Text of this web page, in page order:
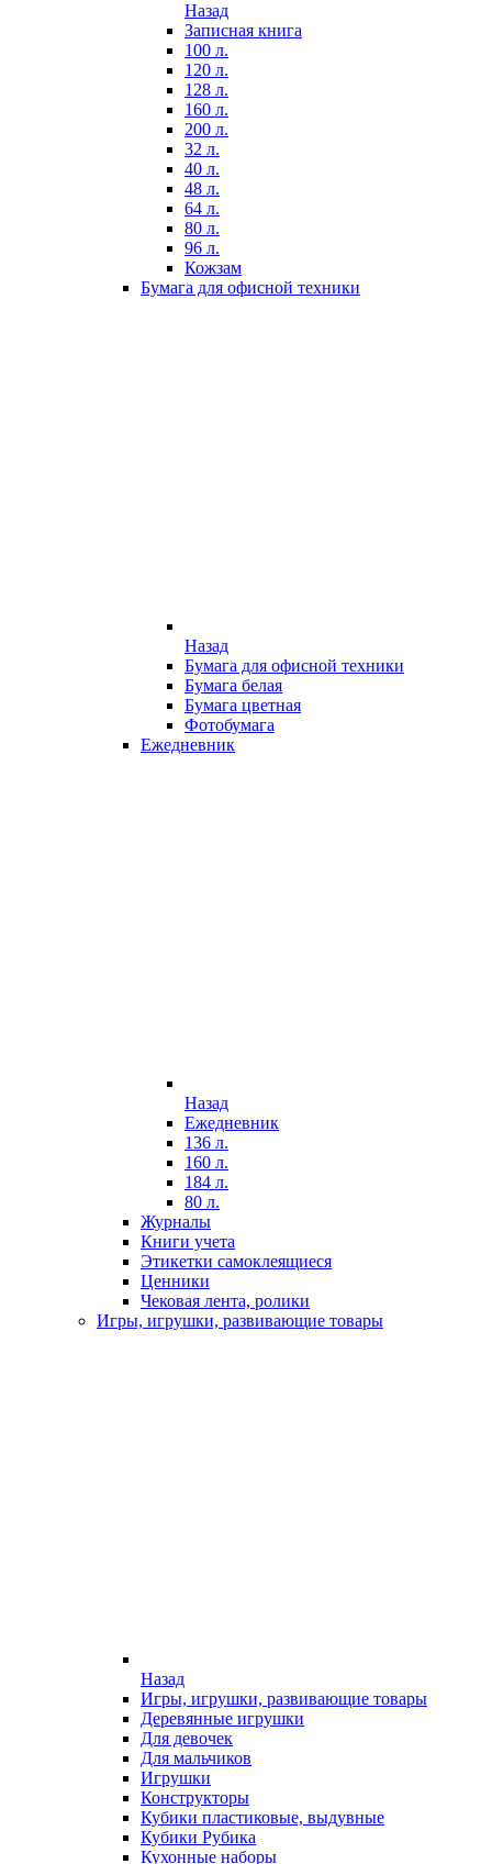
Назад
Записная книга
100 л.
120 л.
128 л.
160 л.
200 л.
32 л.
40 л.
48 л.
64 л.
80 л.
96 л.
Кожзам
Бумага для офисной техники
Назад
Бумага для офисной техники
Бумага белая
Бумага цветная
Фотобумага
Ежедневник
Назад
Ежедневник
136 л.
160 л.
184 л.
80 л.
Журналы
Книги учета
Этикетки самоклеящиеся
Ценники
Чековая лента, ролики
Игры, игрушки, развивающие товары
Назад
Игры, игрушки, развивающие товары
Деревянные игрушки
Для девочек
Для мальчиков
Игрушки
Конструкторы
Кубики пластиковые, выдувные
Кубики Рубика
Кухонные наборы